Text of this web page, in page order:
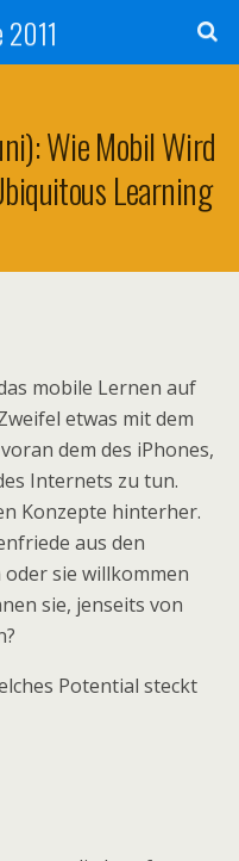
2011
Wie Mobil Wird
Learning
mobile Lernen auf
etwas mit dem
dem des iPhones,
Internets zu tun.
Konzepte hinterher.
aus den
sie willkommen
sie, jenseits von
Potential steckt